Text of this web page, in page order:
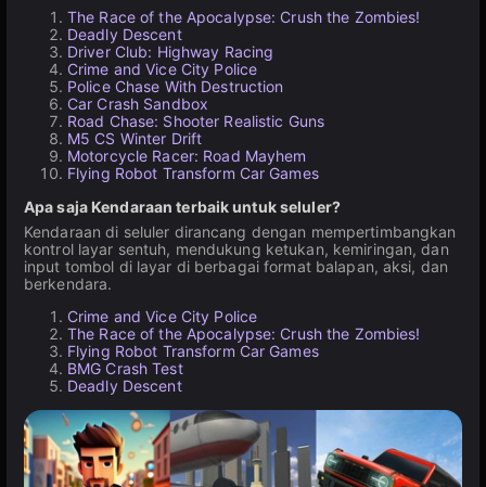
The Race of the Apocalypse: Crush the Zombies!
Deadly Descent
Driver Club: Highway Racing
Crime and Vice City Police
Police Chase With Destruction
Car Crash Sandbox
Road Chase: Shooter Realistic Guns
M5 CS Winter Drift
Motorcycle Racer: Road Mayhem
Flying Robot Transform Car Games
Apa saja Kendaraan terbaik untuk seluler?
Kendaraan di seluler dirancang dengan mempertimbangkan
kontrol layar sentuh, mendukung ketukan, kemiringan, dan
input tombol di layar di berbagai format balapan, aksi, dan
berkendara.
Crime and Vice City Police
The Race of the Apocalypse: Crush the Zombies!
Flying Robot Transform Car Games
BMG Crash Test
Deadly Descent